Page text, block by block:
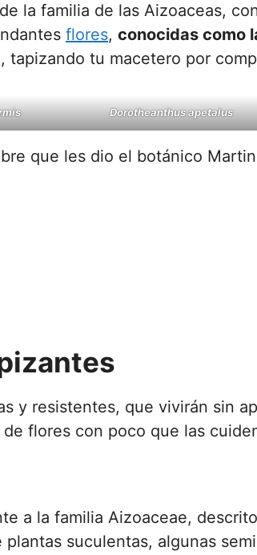
la familia de las Aizoaceas,
flores, conocidas como
tapizando tu macetero por
Dorotheanthus apetalus
que les dio el botánico
y resistentes, que vivirán sin
flores con poco que las
a la familia Aizoaceae,
suculentas, algunas